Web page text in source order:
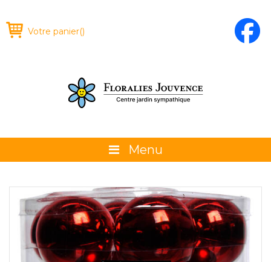
Votre panier()
Menu
La boutique
Promotions et évènements
Conseils